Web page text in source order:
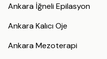
Ankara İğneli Epilasyon
Ankara Kalıcı Oje
Ankara Mezoterapi